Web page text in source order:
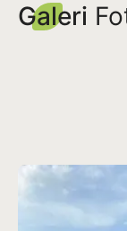
Galeri